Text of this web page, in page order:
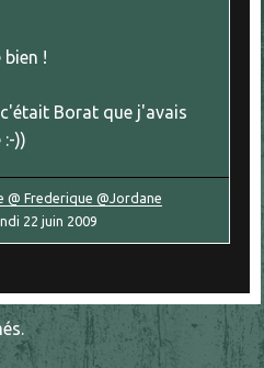
bien !
Borat que j'avais
))
@ Frederique @Jordane
22 juin 2009